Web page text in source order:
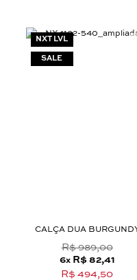
NXT LVL
CALÇA DUA
R$ 989,00
6x R$ 82,41
R$ 494,50